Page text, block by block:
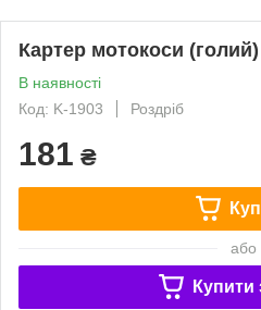
Картер мотокоси
В наявності
Код: K-1903
Роздріб
181 ₴
або
Купити